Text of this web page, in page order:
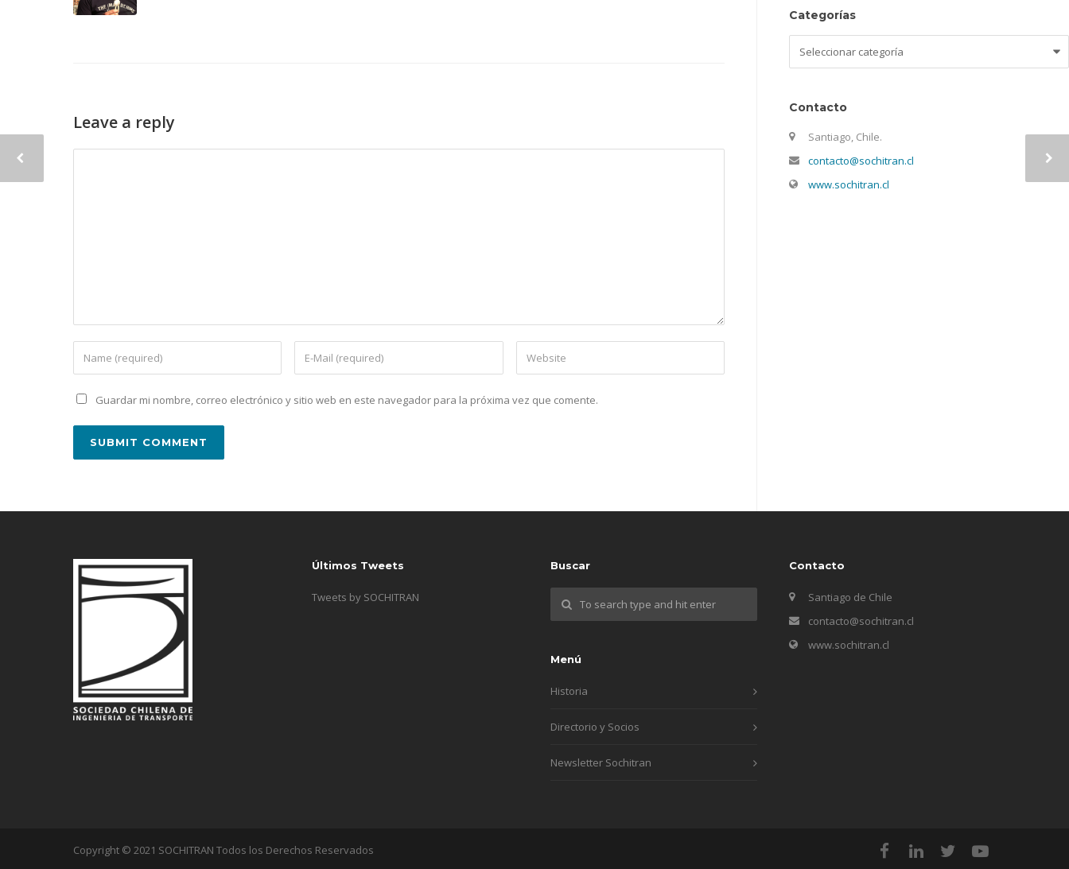
Leave a reply
Guardar mi nombre, correo electrónico y sitio web en este navegador para la próxima vez que comente.
Categorías
Contacto
Santiago, Chile.
contacto@sochitran.cl
www.sochitran.cl
Últimos Tweets
Tweets by SOCHITRAN
Buscar
Menú
Historia
Directorio y Socios
Newsletter Sochitran
Contacto
Santiago de Chile
contacto@sochitran.cl
www.sochitran.cl
Copyright © 2021 SOCHITRAN Todos los Derechos Reservados